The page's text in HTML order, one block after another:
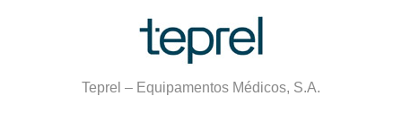
Teprel – Equipamentos Médicos, S.A.